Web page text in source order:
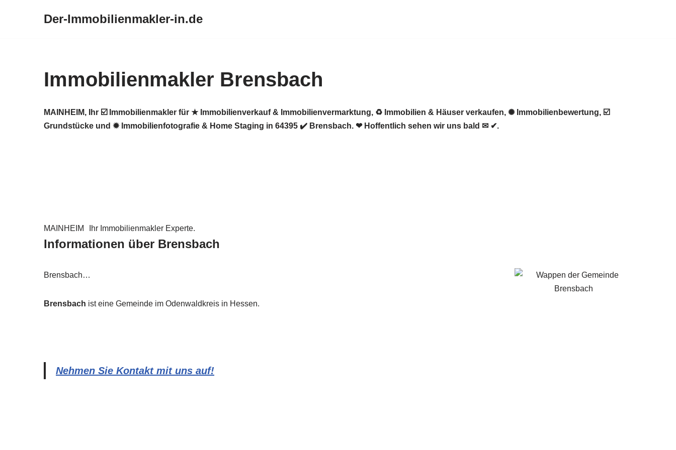
Der-Immobilienmakler-in.de
Immobilienmakler Brensbach
MAINHEIM, Ihr ☑️ Immobilienmakler für ★ Immobilienverkauf & Immobilienvermarktung, ♻ Immobilien & Häuser verkaufen, ✺ Immobilienbewertung, ☑️
Grundstücke und ✹ Immobilienfotografie & Home Staging in 64395 ✔️ Brensbach. ❤ Hoffentlich sehen wir uns bald ✉ ✔.
MAINHEIM Ihr Immobilienmakler Experte.
Informationen über Brensbach
Brensbach…
Brensbach ist eine Gemeinde im Odenwaldkreis in Hessen.
Nehmen Sie Kontakt mit uns auf!